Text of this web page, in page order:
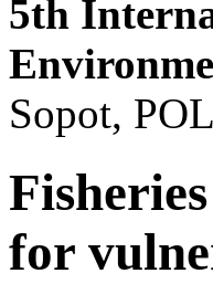
5th
Sopot,
for